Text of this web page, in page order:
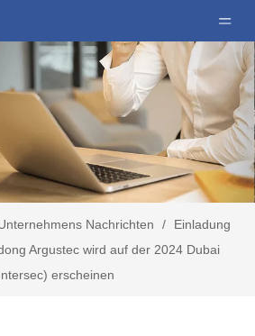
Nachrichten /
Einladung
Argustec wird auf der 2024 Dubai
erscheinen